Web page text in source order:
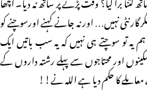
نہیں… اور نہ جانے کہنے اورسوچنے کو
یہ تو سوچتے ہی نہیں کہ یہ سب باتیں ایک
اور محتاجوں سے پہلے رشتہ داروں کے
کا حکم دیا ہے اللہ نے!!